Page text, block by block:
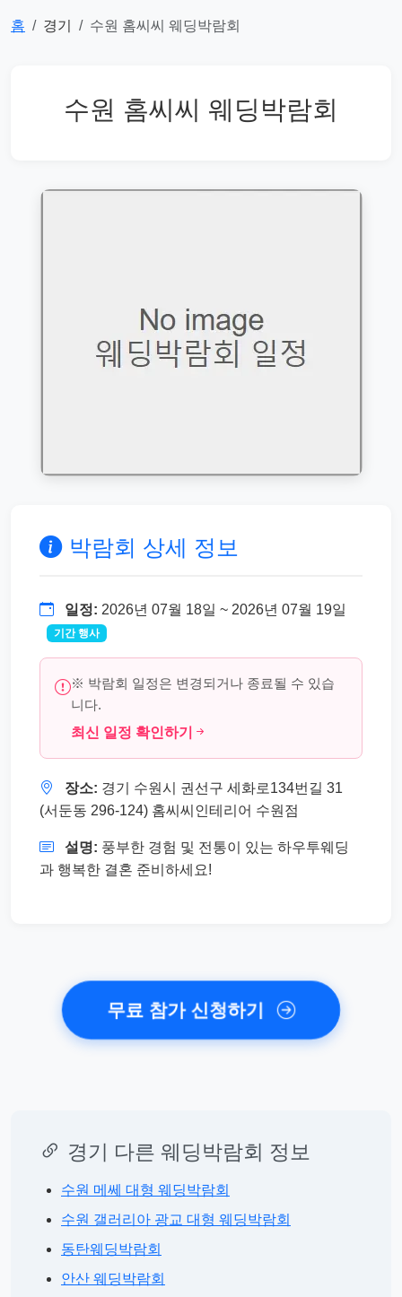
홈 경기 수원 홈씨씨 웨딩박람회
수원 홈씨씨 웨딩박람회
박람회 상세 정보
일정: 2026년 07월 18일 ~ 2026년 07월 19일
기간 행사
※ 박람회 일정은 변경되거나 종료될 수 있습
니다.
최신 일정 확인하기
장소: 경기 수원시 권선구 세화로134번길 31
(서둔동 296-124) 홈씨씨인테리어 수원점
설명: 풍부한 경험 및 전통이 있는 하우투웨딩
과 행복한 결혼 준비하세요!
무료 참가 신청하기
경기 다른 웨딩박람회 정보
수원 메쎄 대형 웨딩박람회
수원 갤러리아 광교 대형 웨딩박람회
동탄웨딩박람회
안산 웨딩박람회